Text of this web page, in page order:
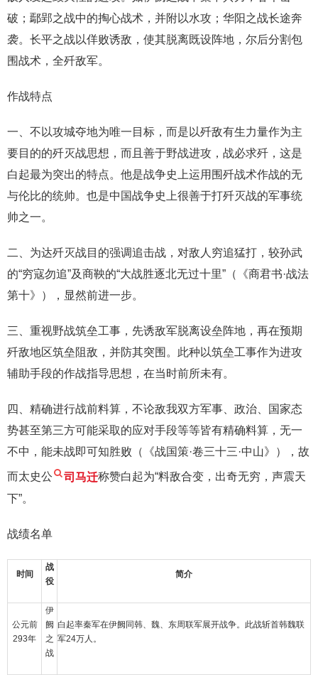
破；鄢郢之战中的掏心战术，并附以水攻；华阳之战长途奔
袭。长平之战以佯败诱敌，使其脱离既设阵地，尔后分割包
围战术，全歼敌军。
作战特点
一、不以攻城夺地为唯一目标，而是以歼敌有生力量作为主
要目的的歼灭战思想，而且善于野战进攻，战必求歼，这是
白起最为突出的特点。他是战争史上运用围歼战术作战的无
与伦比的统帅。也是中国战争史上很善于打歼灭战的军事统
帅之一。
二、为达歼灭战目的强调追击战，对敌人穷追猛打，较孙武
的“穷寇勿追”及商鞅的“大战胜逐北无过十里”（《商君书·战法
第十》），显然前进一步。
三、重视野战筑垒工事，先诱敌军脱离设垒阵地，再在预期
歼敌地区筑垒阻敌，并防其突围。此种以筑垒工事作为进攻
辅助手段的作战指导思想，在当时前所未有。
四、精确进行战前料算，不论敌我双方军事、政治、国家态
势甚至第三方可能采取的应对手段等等皆有精确料算，无一
不中，能未战即可知胜败（《战国策·卷三十三·中山》），故
而太史公 司马迁称赞白起为“料敌合变，出奇无穷，声震天
下”。
战绩名单
时间
战
役
简介
公元前
293年
伊
阙
之
战
白起率秦军在伊阙同韩、魏、东周联军展开战争。此战斩首韩魏联
军24万人。